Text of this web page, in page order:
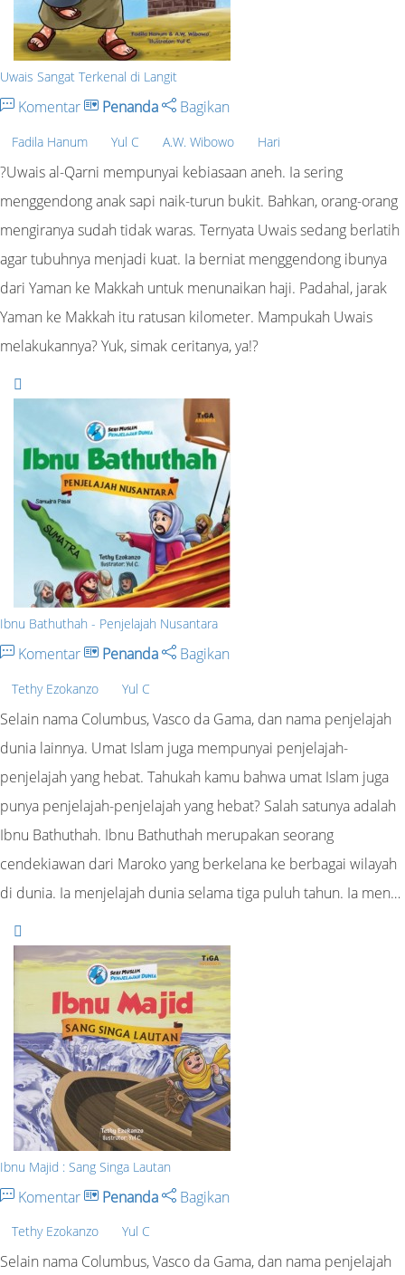
Uwais Sangat Terkenal di Langit
Komentar Penanda Bagikan
Fadila Hanum Yul C A.W. Wibowo Hari
?Uwais al-Qarni mempunyai kebiasaan aneh. Ia sering
menggendong anak sapi naik-turun bukit. Bahkan, orang-orang
mengiranya sudah tidak waras. Ternyata Uwais sedang berlatih
agar tubuhnya menjadi kuat. Ia berniat menggendong ibunya
dari Yaman ke Makkah untuk menunaikan haji. Padahal, jarak
Yaman ke Makkah itu ratusan kilometer. Mampukah Uwais
melakukannya? Yuk, simak ceritanya, ya!?
Ibnu Bathuthah - Penjelajah Nusantara
Komentar Penanda Bagikan
Tethy Ezokanzo Yul C
Selain nama Columbus, Vasco da Gama, dan nama penjelajah
dunia lainnya. Umat Islam juga mempunyai penjelajah-
penjelajah yang hebat. Tahukah kamu bahwa umat Islam juga
punya penjelajah-penjelajah yang hebat? Salah satunya adalah
Ibnu Bathuthah. Ibnu Bathuthah merupakan seorang
cendekiawan dari Maroko yang berkelana ke berbagai wilayah
di dunia. Ia menjelajah dunia selama tiga puluh tahun. Ia men…
Ibnu Majid : Sang Singa Lautan
Komentar Penanda Bagikan
Tethy Ezokanzo Yul C
Selain nama Columbus, Vasco da Gama, dan nama penjelajah